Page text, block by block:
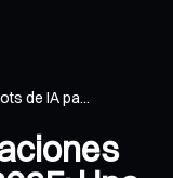
de IA pa...